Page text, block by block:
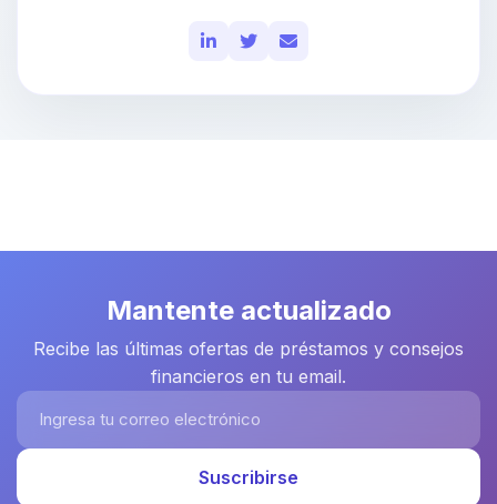
Mantente actualizado
Recibe las últimas ofertas de préstamos y consejos
financieros en tu email.
Ingresa tu correo electrónico
Suscribirse